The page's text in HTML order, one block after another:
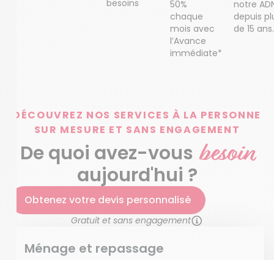
besoins
50%
chaque
mois avec
l’Avance
immédiate*
notre
depuis
de 15 ans.
DÉCOUVREZ NOS SERVICES À LA PERSONNE
SUR MESURE ET SANS ENGAGEMENT
De quoi avez-vous besoin
aujourd'hui ?
Obtenez votre devis personnalisé
Gratuit et sans engagement
Ménage et repassage